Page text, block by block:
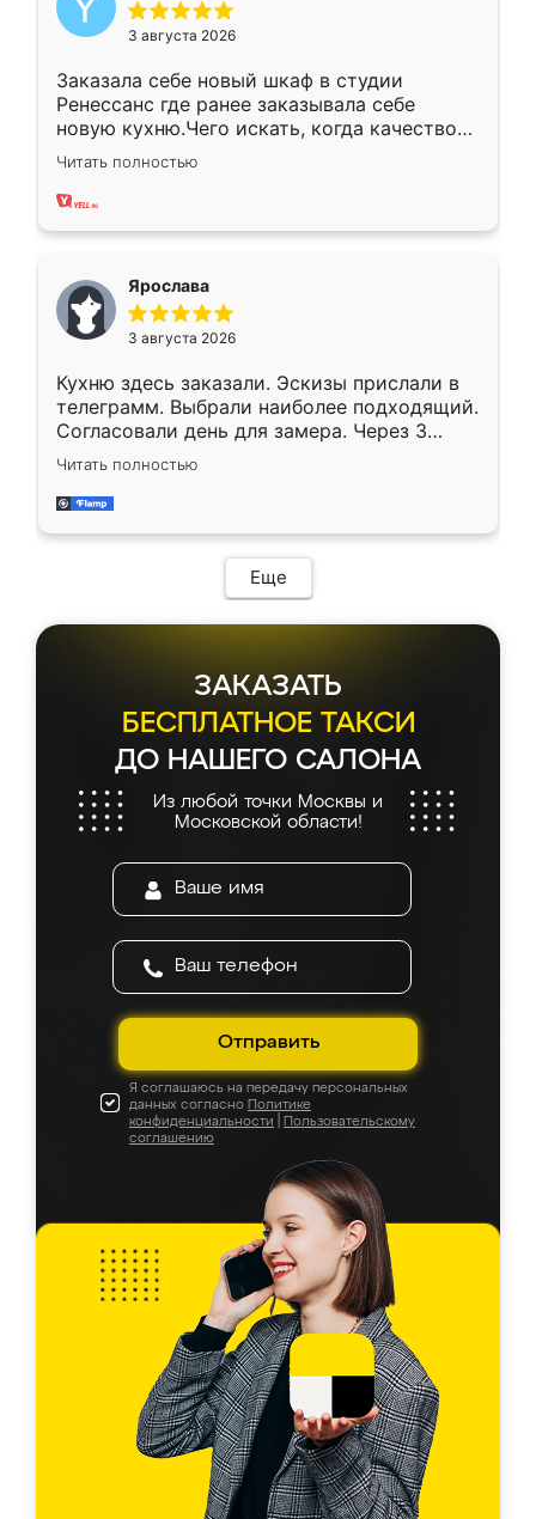
3 августа 2026
Заказала себе новый шкаф в студии
Ренессанс где ранее заказывала себе
новую кухню.Чего искать, когда качеством
вполне довольна. Служит кухня уже почти
два года, нареканий нет.
Читать полностью
Ярослава
3 августа 2026
Кухню здесь заказали. Эскизы прислали в
телеграмм. Выбрали наиболее подходящий.
Согласовали день для замера. Через 3
недели кухня была уже готова. Остались
довольны работой. Спасибо Ренессанс
мебель за качественную работу!
Читать полностью
Еще
ЗАКАЗАТЬ
БЕСПЛАТНОЕ ТАКСИ
ДО НАШЕГО САЛОНА
Из любой точки Москвы и
Московской области!
Отправить
Я соглашаюсь на передачу персональных
данных согласно Политике
конфиденциальности
Пользовательскому
соглашению